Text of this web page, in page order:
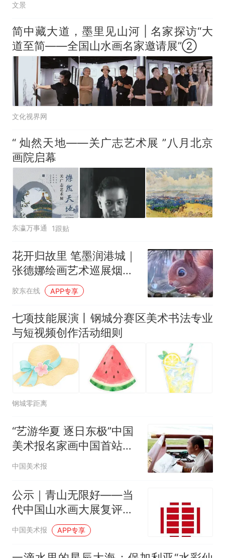
文景
简中藏大道，墨里见山河 | 名家探访“大
道至简——全国山水画名家邀请展”②
文化视界网
“ 灿然天地——关广志艺术展 ”八月北京
画院启幕
东瀛万事通 1跟贴
花开归故里 笔墨润港城｜
张德娜绘画艺术巡展烟台
站温情启幕
胶东在线 APP专享
七项技能展演丨钢城分赛区美术书法专业
与短视频创作活动细则
钢城零距离
“艺游华夏 逐日东极”中国
美术报名家画中国首站
——佳木斯站采风活动启
中国美术报
公示｜青山无限好——当
代中国山水画大展复评结
果（增补名单）
中国美术报 APP专享